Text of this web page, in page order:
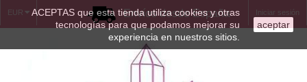
ACEPTAS que esta tienda utiliza cookies y otras
tecnologías para que podamos mejorar su
experiencia en nuestros sitios.
aceptar
EUR Iniciar sesión
Envíos desde España